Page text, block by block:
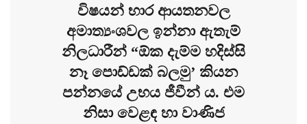
විෂයන් භාර ආයතනවල
අමාත්‍යංශවල ඉන්නා ඇතැම්
නිලධාරීන් “ඕක දැම්ම හදිස්සි
නෑ පොඩ්ඩක් බලමු’ කියන
පන්නයේ උභය ජීවීන්‍ ය. එම
නිසා වෙළඳ හා වාණිජ